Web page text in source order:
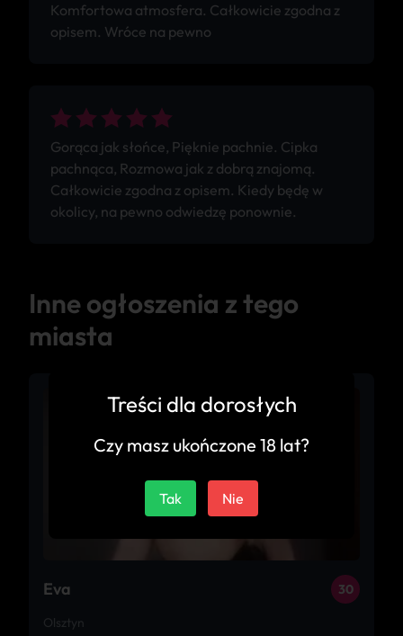
Komfortowa atmosfera. Całkowicie zgodna z
opisem. Wróce na pewno
Gorąca jak słońce, Pięknie pachnie. Cipka
pachnąca, Rozmowa jak z dobrą znajomą.
Całkowicie zgodna z opisem. Kiedy będę w
okolicy, na pewno odwiedzę ponownie.
Inne ogłoszenia z tego
miasta
Eva 30
Olsztyn
Treści dla dorosłych
Czy masz ukończone 18 lat?
Tak Nie